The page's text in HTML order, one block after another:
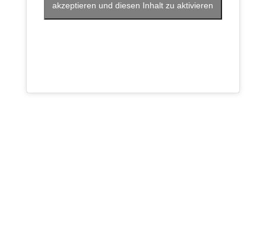
akzeptieren und diesen Inhalt zu aktivieren